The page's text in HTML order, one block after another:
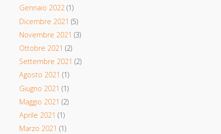
Gennaio 2022(1)
Dicembre 2021 (5)
Novembre 2021 (3)
Ottobre 2021 (2)
Settembre 2021 (2)
Agosto 2021 (1)
Giugno 2021 (1)
Maggio 2021 (2)
Aprile 2021 (1)
Marzo 2021 (1)